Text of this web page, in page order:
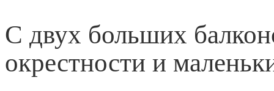
С двух больших
окрестности и